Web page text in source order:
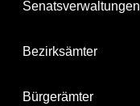
Senatsverwaltungen
Bezirksämter
Bürgerämter